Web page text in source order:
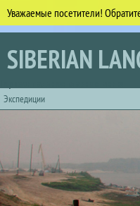
Уважаемые посетители!
Перейти к основному содержанию
SIBERIAN
Экспедиции